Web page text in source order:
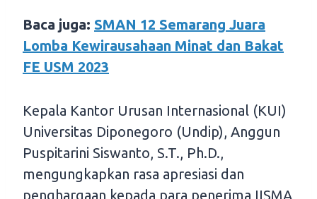
Baca juga: SMAN 12 Semarang Juara
Lomba Kewirausahaan Minat dan Bakat
FE USM 2023
Kepala Kantor Urusan Internasional (KUI)
Universitas Diponegoro (Undip), Anggun
Puspitarini Siswanto, S.T., Ph.D.,
mengungkapkan rasa apresiasi dan
penghargaan kepada para penerima IISMA